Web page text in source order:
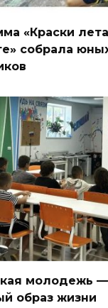
«Краски
собрала
молодежь —
образ жизни